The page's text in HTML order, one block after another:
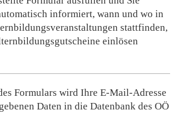
informiert, wann und wo in
stattfinden,
einlösen
Formulars wird Ihre E-Mail-Adresse
Daten in die Datenbank des OÖ